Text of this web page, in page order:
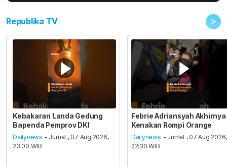
Republika TV >
Kebakaran Landa Gedung
Bapenda Pemprov DKI
Dailynews - Jumat , 07 Aug 2026,
23:00 WIB
Febrie Adriansyah Akhirnya
Kenakan Rompi Orange
Dailynews - Jumat , 07 Aug 2026,
22:30 WIB